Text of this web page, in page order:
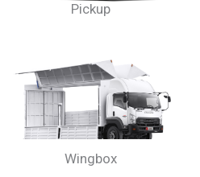
Pickup
Wingbox